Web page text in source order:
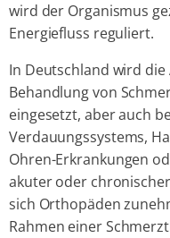
wird der Organismus
Energiefluss reguliert.
In Deutschland wird
Behandlung von
eingesetzt, aber auch
Verdauungssystems,
Ohren-Erkrankungen
akuter oder
sich Orthopäden
Rahmen einer